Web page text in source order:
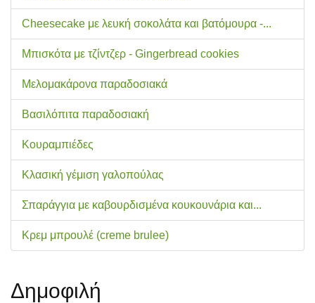
Cheesecake με λευκή σοκολάτα και βατόμουρα -...
Μπισκότα με τζίντζερ - Gingerbread cookies
Μελομακάρονα παραδοσιακά
Βασιλόπιτα παραδοσιακή
Κουραμπιέδες
Κλασική γέμιση γαλοπούλας
Σπαράγγια με καβουρδισμένα κουκουνάρια και...
Κρεμ μπρουλέ (creme brulee)
Δημοφιλή